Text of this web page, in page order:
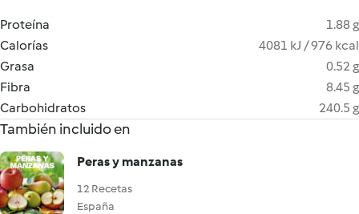
Proteína
1.88 g
Calorías
4081 kJ / 976 kcal
Grasa
0.52 g
Fibra
8.45 g
Carbohidratos
240.5 g
También incluido en
Peras y manzanas
12 Recetas
España